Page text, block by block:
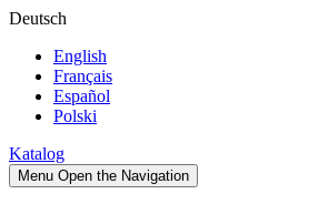
Deutsch
English
Français
Español
Polski
Katalog
Menu Open the Navigation